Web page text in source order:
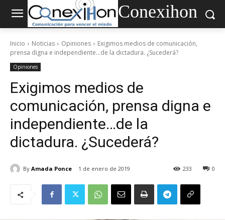
Conexihon
Inicio Noticias Opiniones
Exigimos medios de comunicación,
prensa digna e independiente...de la dictadura. ¿Sucederá?
Opiniones
Exigimos medios de
comunicación, prensa digna e
independiente…de la
dictadura. ¿Sucederá?
By Amada Ponce 1 de enero de 2019 0
233